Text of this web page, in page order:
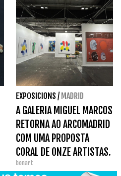
EXPOSICIONS / MADRID
A GALERIA MIGUEL MARCOS
RETORNA AO ARCOMADRID
COM UMA PROPOSTA
CORAL DE ONZE ARTISTAS.
bonart